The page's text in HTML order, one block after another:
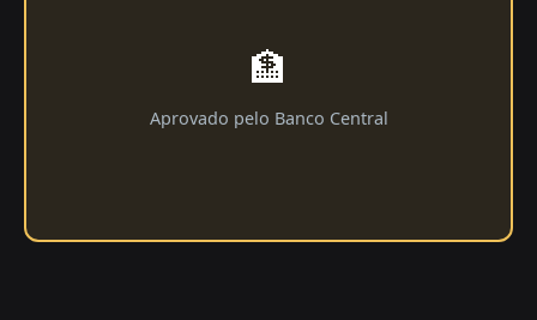
🏦
Aprovado pelo Banco Central